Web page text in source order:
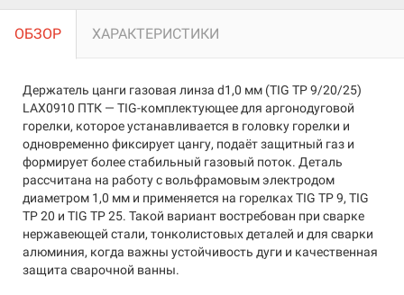
ОБЗОР ХАРАКТЕРИСТИКИ
Держатель цанги газовая линза d1,0 мм (TIG TP 9/20/25)
LAX0910 ПТК — TIG-комплектующее для аргонодуговой
горелки, которое устанавливается в головку горелки и
одновременно фиксирует цангу, подаёт защитный газ и
формирует более стабильный газовый поток. Деталь
рассчитана на работу с вольфрамовым электродом
диаметром 1,0 мм и применяется на горелках TIG TP 9, TIG
TP 20 и TIG TP 25. Такой вариант востребован при сварке
нержавеющей стали, тонколистовых деталей и для сварки
алюминия, когда важны устойчивость дуги и качественная
защита сварочной ванны.